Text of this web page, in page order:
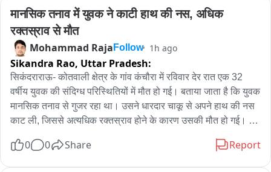
जहांगीराबाद चौराहा, मंगरहिया बाजार, स्टेशन रोड और सिनेमा रोड होते हुए
पुनः पत्थर शिवाला धाम पहुंची। यात्रा के मार्ग में जगह-जगह श्रद्धालुओं ने
पुष्पवर्षा कर स्वागत किया।
यात्रा में भगवान शिव के विभिन्न स्वरूपों पर आधारित आकर्षक झांकियां
विशेष आकर्षण का केंद्र रहीं। झांकियों को देखने के लिए मार्ग के दोनों ओर
बड़ी संख्या में नगरवासी उमड़ पड़े। श्रद्धालु भक्ति में लीन होकर भगवान शिव
के जयकारे लगाते हुए यात्रा के साथ चलते रहे।
पूरे मार्ग में ‘हर-हर महादेव’, ‘बम-बम भोले’ और ‘जय भोलेनाथ’ के जयघोष से
वातावरण भक्तिमय बना रहा। शिवभक्तों में यात्रा को लेकर खासा उत्साह
दिखाई दिया।
मानसिक तनाव में युवक ने काटी हाथ की नस, अधिक
रक्तस्राव से मौत
Mohammad Raja Follow 1h ago
Sikandra Rao, Uttar Pradesh:
सिकंदराराऊ- कोतवाली क्षेत्र के गांव कंचौरा में रविवार देर रात एक 32
वर्षीय युवक की संदिग्ध परिस्थितियों में मौत हो गई। बताया जाता है कि युवक
मानसिक तनाव से गुजर रहा था। उसने धारदार चाकू से अपने हाथ की नस
काट ली, जिससे अत्यधिक रक्तस्राव होने के कारण उसकी मौत हो गई।
जानकारी के अनुसार, गांव कंचौरा निवासी सुभाष पुत्र वीरेंद्र (32)
0 0 Share Report